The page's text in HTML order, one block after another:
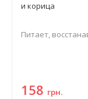
и корица
Питает,
158 грн.